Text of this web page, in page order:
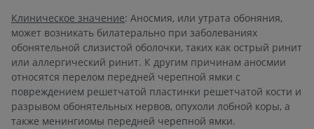
Клиническое значение: Аносмия, или утрата обоняния,
может возникать билатерально при заболеваниях
обонятельной слизистой оболочки, таких как острый ринит
или аллергический ринит. К другим причинам аносмии
относятся перелом передней черепной ямки с
повреждением решетчатой пластинки решетчатой кости и
разрывом обонятельных нервов, опухоли лобной коры, а
также менингиомы передней черепной ямки.